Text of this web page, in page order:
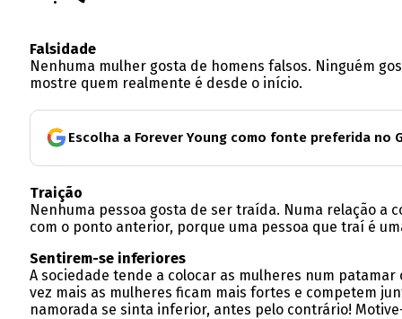
Falsidade
Nenhuma mulher gosta de homens falsos. Ninguém
mostre quem realmente é desde o início.
Escolha a Forever Young como fonte preferida no
Traição
Nenhuma pessoa gosta de ser traída. Numa relação a
com o ponto anterior, porque uma pessoa que traí é
Sentirem-se inferiores
A sociedade tende a colocar as mulheres num
vez mais as mulheres ficam mais fortes e competem
namorada se sinta inferior, antes pelo contrário!